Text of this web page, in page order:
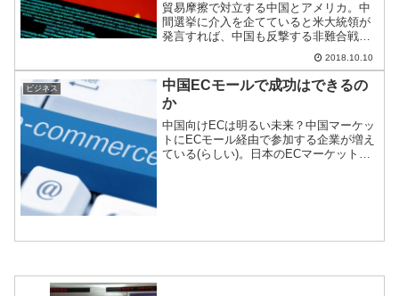
貿易摩擦で対立する中国とアメリカ。中
間選挙に介入を企てていると米大統領が
発言すれば、中国も反撃する非難合戦が
止まらない。そんな中、米メディアが、
中国政府が不正な手段でアメリカの主要
企業にデータアクセスをしていると報
道、炎上している。
2018.10.10
ビジネス
中国ECモールで成功はできるの
か
中国向けECは明るい未来？中国マーケッ
トにECモール経由で参加する企業が増え
ている(らしい)。日本のECマーケットの